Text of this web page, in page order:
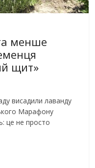
менше
щит»
висадили лаванду
Марафону
це не просто